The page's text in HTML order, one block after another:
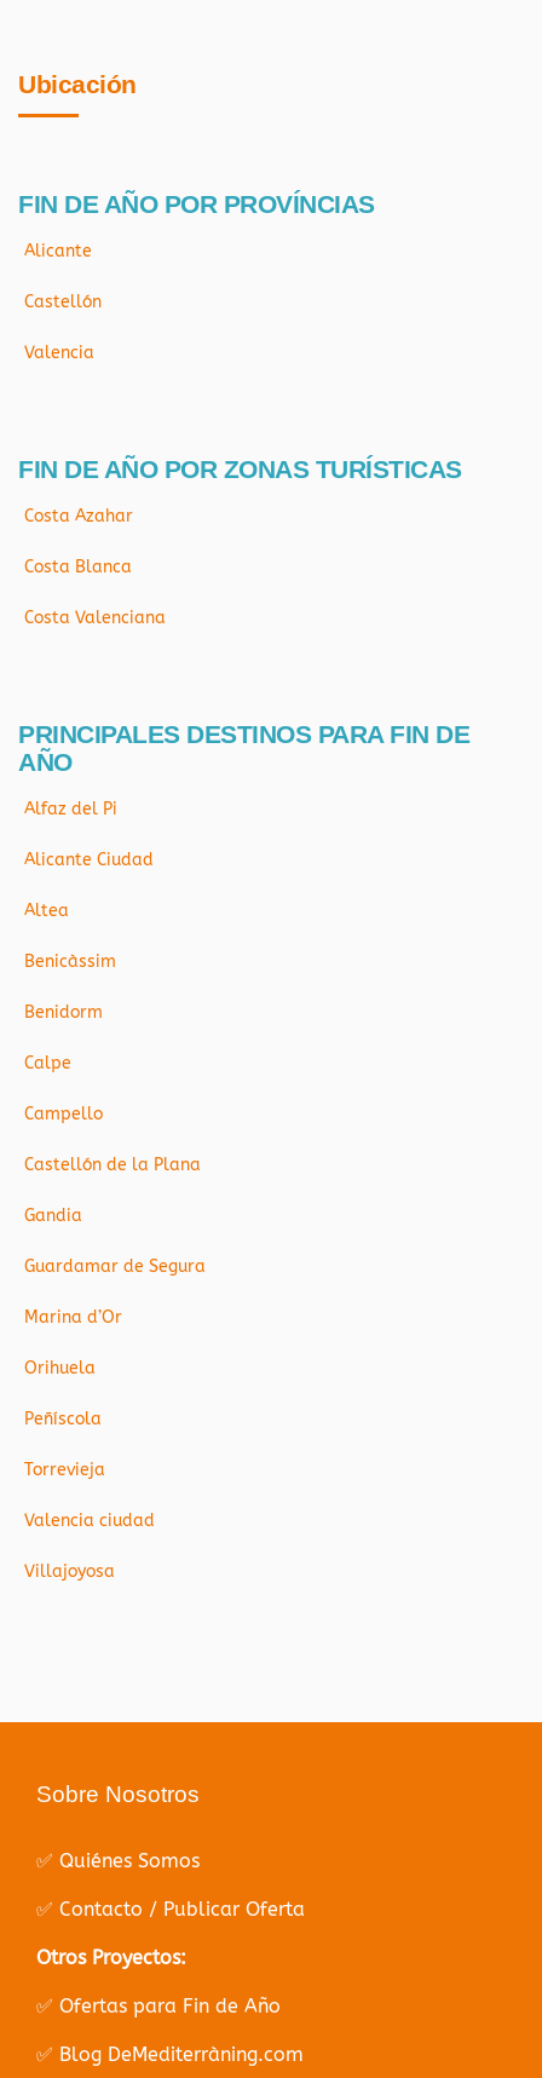
Ubicación
FIN DE AÑO POR PROVÍNCIAS
Alicante
Castellón
Valencia
FIN DE AÑO POR ZONAS TURÍSTICAS
Costa Azahar
Costa Blanca
Costa Valenciana
PRINCIPALES DESTINOS PARA FIN DE
AÑO
Alfaz del Pi
Alicante Ciudad
Altea
Benicàssim
Benidorm
Calpe
Campello
Castellón de la Plana
Gandia
Guardamar de Segura
Marina d’Or
Orihuela
Peñíscola
Torrevieja
Valencia ciudad
Villajoyosa
Sobre Nosotros
✅ Quiénes Somos
✅ Contacto / Publicar Oferta
Otros Proyectos:
✅ Ofertas para Fin de Año
✅ Blog DeMediterràning.com